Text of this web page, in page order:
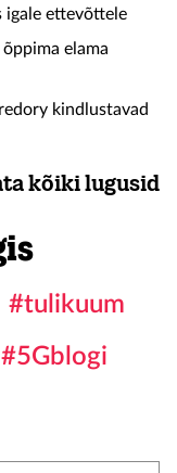
igale ettevõttele
elama
kindlustavad
kõiki lugusid
#tulikuum
#5Gblogi